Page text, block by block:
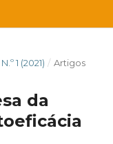
1 (2021) / Artigos
da